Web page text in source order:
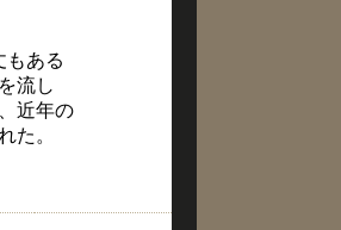
もある
流し
近年の
た。